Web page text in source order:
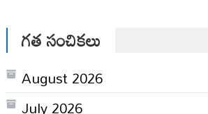
గత సంచికలు
August 2026
July 2026